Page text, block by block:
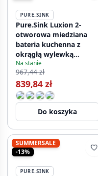
PURE.SINK
Pure.Sink Luxion 2-
otworowa miedziana
bateria kuchenna z
okrągłą wylewką
PLX2HR-62
Na stanie
967,44 zł
839,84 zł
Do koszyka
SUMMERSALE
-13%
PURE.SINK